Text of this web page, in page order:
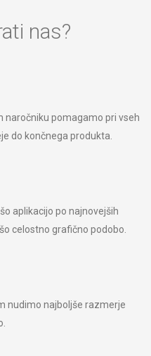
nas?
naročniku pomagamo pri vseh
do končnega produkta.
aplikacijo po najnovejših
celostno grafično podobo.
nudimo najboljše razmerje